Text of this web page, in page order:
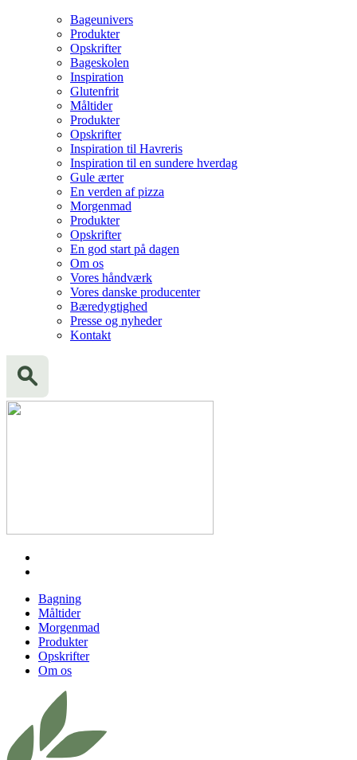
Bageunivers
Produkter
Opskrifter
Bageskolen
Inspiration
Glutenfrit
Måltider
Produkter
Opskrifter
Inspiration til Havreris
Inspiration til en sundere hverdag
Gule ærter
En verden af pizza
Morgenmad
Produkter
Opskrifter
En god start på dagen
Om os
Vores håndværk
Vores danske producenter
Bæredygtighed
Presse og nyheder
Kontakt
Bagning
Måltider
Morgenmad
Produkter
Opskrifter
Om os